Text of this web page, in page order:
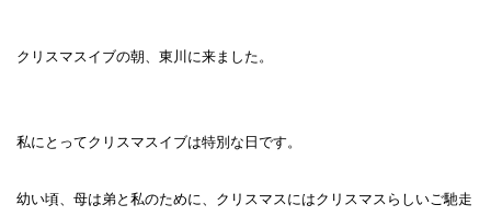
クリスマスイブの朝、東川に来ました。
私にとってクリスマスイブは特別な日です。
幼い頃、母は弟と私のために、クリスマスにはクリスマスらしいご馳走